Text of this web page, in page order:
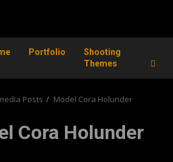
Portfolio
Shooting
Themes
Posts Model Cora Holunder
Cora Holunder